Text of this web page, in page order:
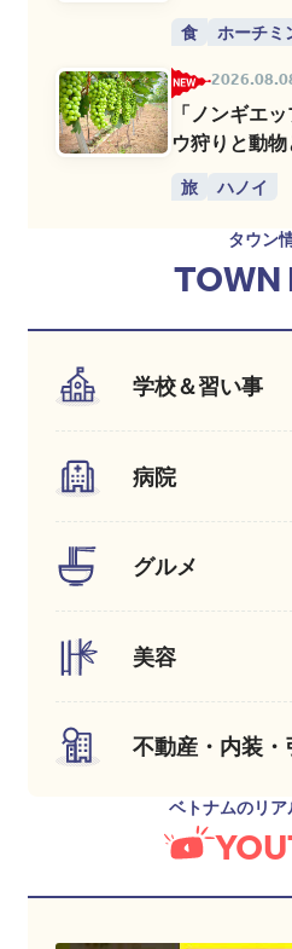
食 ホーチミ
「ノンギエ
ウ狩りと動
旅 ハノイ
タウン
TOWN
学校＆習い事
病院
グルメ
美容
不動産・内装・
ベトナムのリア